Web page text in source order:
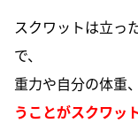
スクワットは立っ
で、
重力や自分の体重
うことがスクワッ